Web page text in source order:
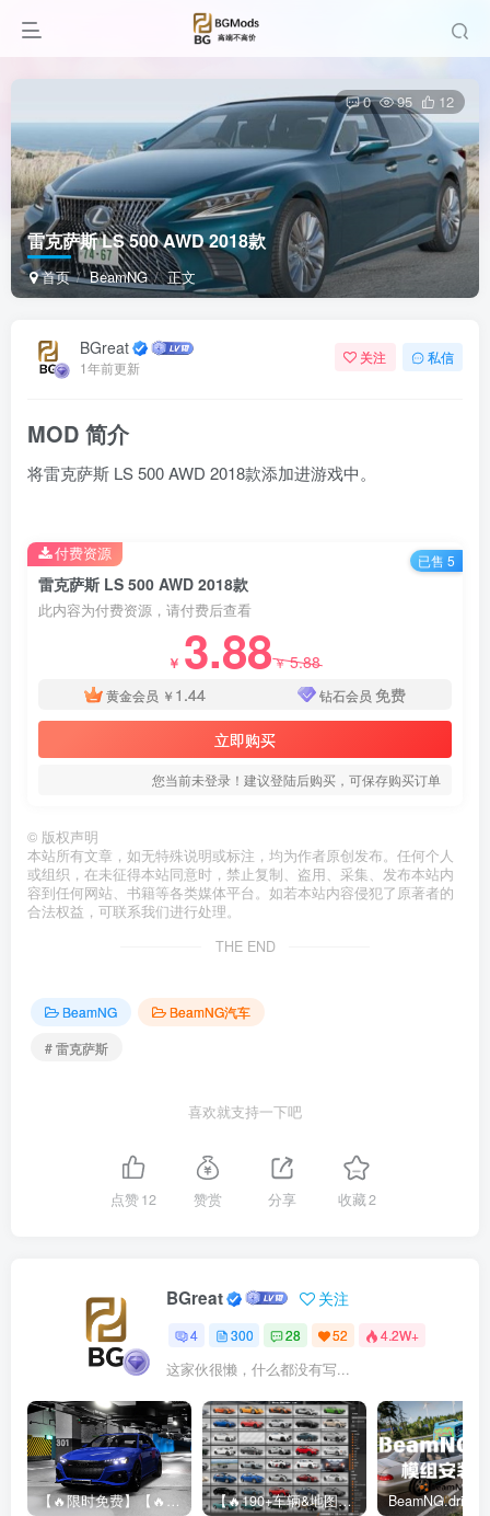
雷克萨斯 LS 500 AWD 2018款
首页 BeamNG 正文
0 95 12
BGreat
1年前更新
关注 私信
MOD 简介
将雷克萨斯 LS 500 AWD 2018款添加进游戏中。
雷克萨斯 LS 500 AWD 2018款
此内容为付费资源，请付费后查看
￥ 3.88￥5.88
黄金会员 ￥ 1.44 钻石会员 免费
立即购买
您当前未登录！建议登陆后购买，可保存购买订单
付费资源 已售 5
© 版权声明
本站所有文章，如无特殊说明或标注，均为作者原创发布。任何个人
或组织，在未征得本站同意时，禁止复制、盗用、采集、发布本站内
容到任何网站、书籍等各类媒体平台。如若本站内容侵犯了原著者的
合法权益，可联系我们进行处理。
THE END
BeamNG
BeamNG汽车
# 雷克萨斯
喜欢就支持一下吧
点赞12 赞赏 分享 收藏2
BGreat 关注
4 300 28 52 4.2W+
这家伙很懒，什么都没有写...
【🔥限时免费】【🔥超高质模组】2022 奥迪 A4/S4/RS4 Avant 2.61 【🔥190+车辆&地图】BeamNG整合包